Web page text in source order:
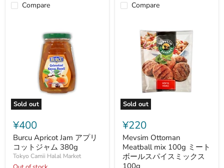
Compare
Sold out
Apricot
Jam
ア
プ
リ
コ
¥400
Burcu Apricot Jam アプリ
コットジャム 380g
Tokyo Camii Halal Market
Compare
Sold out
Ottoman
Meatball
mix
100g
ミ
ー
¥220
Mevsim Ottoman
Meatball mix 100g ミート
ボールスパイスミックス